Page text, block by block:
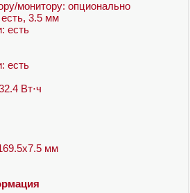
монитору: опционально
3.5 мм
есть
есть
Вт⋅ч
мм